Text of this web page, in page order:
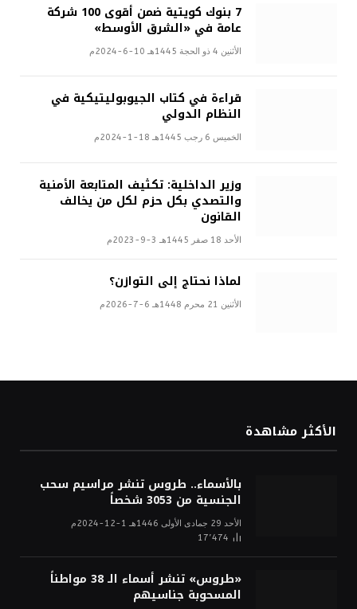
7 بنوك كويتية ضمن أقوى 100 شركة
عامة في «الشرق الأوسط»
الأثنين 4 ذو الحجة 1445هـ 10-6-2024م
قراءة في كتاب الجيوبوليتيكية في
النظام الدولي
الخميس 6 رجب 1445هـ 18-1-2024م
وزير الداخلية: تكثيف المتابعة الأمنية
والتصدي بكل حزم لكل من يخالف
القانون
الأحد 18 صفر 1445هـ 3-9-2023م
لماذا نحتاج إلى التوازن؟
الأثنين 21 محرم 1448هـ 6-7-2026م
الأكثر مشاهدة
بالأسماء.. طروس تنشر مراسيم سحب
الجنسية من 3053 شخصاً
الأحد 29 جمادى الأولى 1446هـ 1-12-2024م
17٬474
«طروس» تنشر أسماء الـ 38 مواطناً
المسحوبة جناسيهم